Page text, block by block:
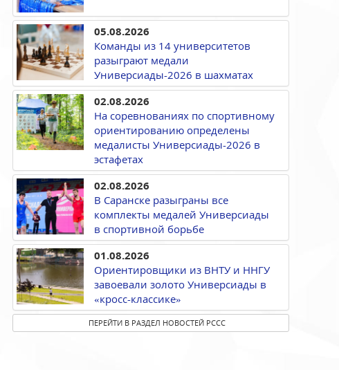
05.08.2026
Команды из 14 университетов
разыграют медали
Универсиады-2026 в шахматах
02.08.2026
На соревнованиях по спортивному
ориентированию определены
медалисты Универсиады-2026 в
эстафетах
02.08.2026
В Саранске разыграны все
комплекты медалей Универсиады
в спортивной борьбе
01.08.2026
Ориентировщики из ВНТУ и ННГУ
завоевали золото Универсиады в
«кросс-классике»
ПЕРЕЙТИ В РАЗДЕЛ НОВОСТЕЙ РССС